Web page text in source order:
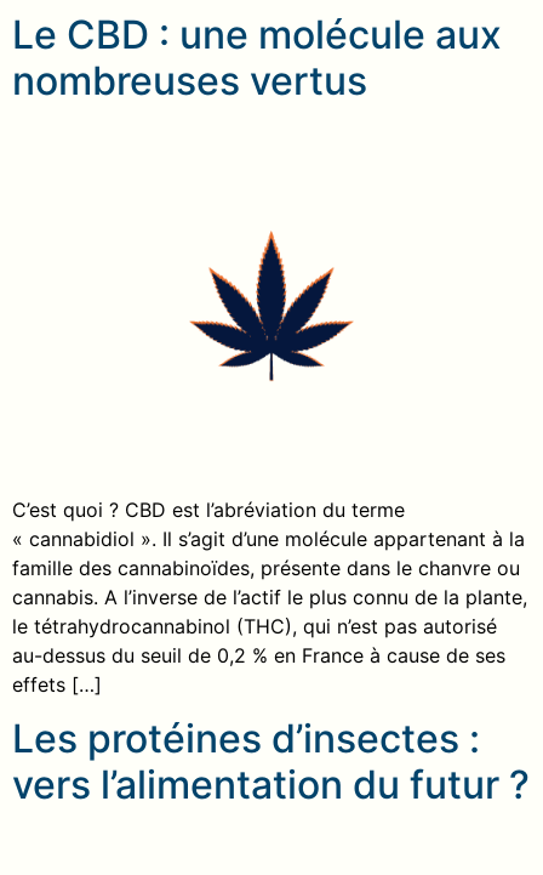
Le CBD : une molécule aux
nombreuses vertus
C’est quoi ? CBD est l’abréviation du terme
« cannabidiol ». Il s’agit d’une molécule appartenant à la
famille des cannabinoïdes, présente dans le chanvre ou
cannabis. A l’inverse de l’actif le plus connu de la plante,
le tétrahydrocannabinol (THC), qui n’est pas autorisé
au-dessus du seuil de 0,2 % en France à cause de ses
effets […]
Les protéines d’insectes :
vers l’alimentation du futur ?